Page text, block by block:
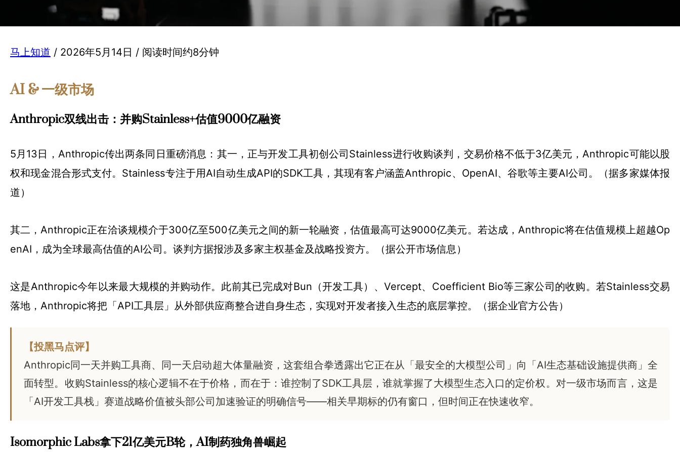
马上知道 / 2026年5月14日 / 阅读时间约8分钟
AI & 一级市场
Anthropic双线出击：并购Stainless+估值9000亿融资
5月13日，Anthropic传出两条同日重磅消息：其一，正与开发工具初创公司Stainless进行收购谈判，交易价格不低于3亿美元，Anthropic可能以股
权和现金混合形式支付。Stainless专注于用AI自动生成API的SDK工具，其现有客户涵盖Anthropic、OpenAI、谷歌等主要AI公司。（据多家媒体报
道）
其二，Anthropic正在洽谈规模介于300亿至500亿美元之间的新一轮融资，估值最高可达9000亿美元。若达成，Anthropic将在估值规模上超越Op
enAI，成为全球最高估值的AI公司。谈判方据报涉及多家主权基金及战略投资方。（据公开市场信息）
这是Anthropic今年以来最大规模的并购动作。此前其已完成对Bun（开发工具）、Vercept、Coefficient Bio等三家公司的收购。若Stainless交易
落地，Anthropic将把「API工具层」从外部供应商整合进自身生态，实现对开发者接入生态的底层掌控。（据企业官方公告）
【投黑马点评】
Anthropic同一天并购工具商、同一天启动超大体量融资，这套组合拳透露出它正在从「最安全的大模型公司」向「AI生态基础设施提供商」全
面转型。收购Stainless的核心逻辑不在于价格，而在于：谁控制了SDK工具层，谁就掌握了大模型生态入口的定价权。对一级市场而言，这是
「AI开发工具栈」赛道战略价值被头部公司加速验证的明确信号——相关早期标的仍有窗口，但时间正在快速收窄。
Isomorphic Labs拿下21亿美元B轮，AI制药独角兽崛起